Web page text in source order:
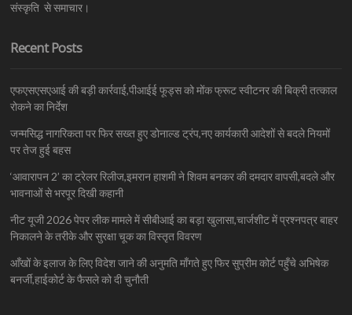
संस्कृति से समाचार।
Recent Posts
एफएसएसएआई की बड़ी कार्रवाई,पीआईई फूड्स को मोंक फ्रूट स्वीटनर की बिक्री तत्काल
रोकने का निर्देश
जन्मसिद्ध नागरिकता पर फिर सख्त हुए डोनाल्ड ट्रंप,नए कार्यकारी आदेशों से बदले नियमों
पर तेज हुई बहस
‘आवारापन 2’ का ट्रेलर रिलीज,इमरान हाशमी ने शिवम बनकर की दमदार वापसी,बदले और
भावनाओं से भरपूर दिखी कहानी
नीट यूजी 2026 पेपर लीक मामले में सीबीआई का बड़ा खुलासा,चार्जशीट में प्रश्नपत्र बाहर
निकालने के तरीके और सुरक्षा चूक का विस्तृत विवरण
आँखों के इलाज के लिए विदेश जाने की अनुमति माँगते हुए फिर सुप्रीम कोर्ट पहुँचे अभिषेक
बनर्जी,हाईकोर्ट के फैसले को दी चुनौती